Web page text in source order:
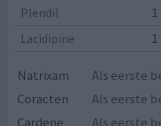
Plendil
1
Lacidipine
1
Natrixam
Als eerste
Coracten
Als eerste
Cardene
Als eerste